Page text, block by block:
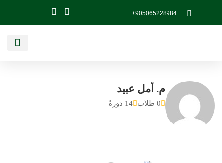
905065228984+
م. أمل عبيد
0 طلاب 14 دورةً